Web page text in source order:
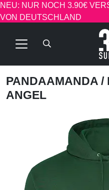
NEU: NUR NOCH 3.90€
VON DEUTSCHLAND
PANDAAMANDA /
ANGEL